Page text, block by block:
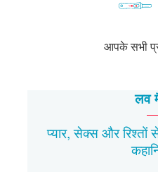
आपके सभी
लव
प्यार, सेक्स और